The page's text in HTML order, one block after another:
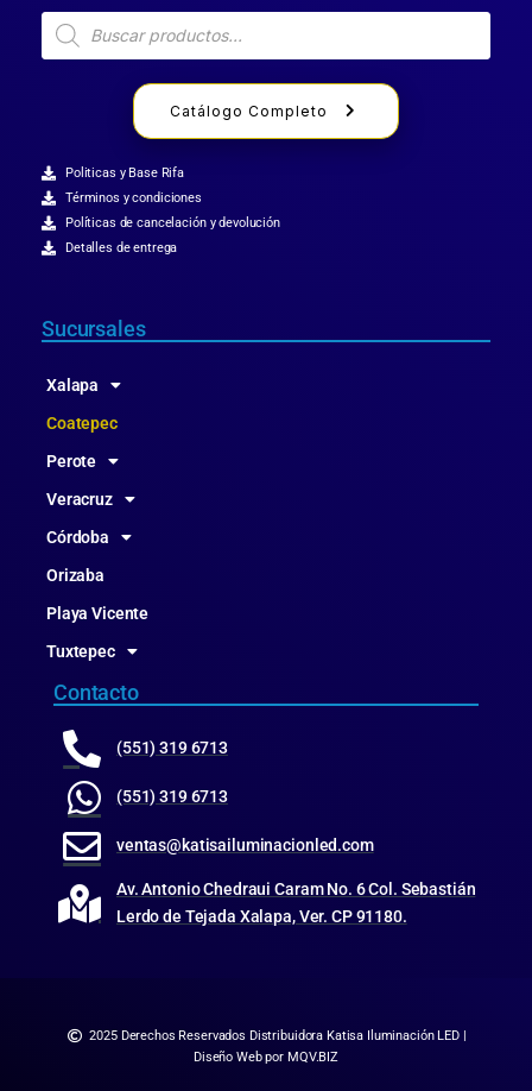
Catálogo Completo
Politicas y Base Rifa
Términos y condiciones
Políticas de cancelación y devolución
Detalles de entrega
Sucursales
Xalapa
Coatepec
Perote
Veracruz
Córdoba
Orizaba
Playa Vicente
Tuxtepec
Contacto
(551) 319 6713
(551) 319 6713
ventas@katisailuminacionled.com
Av. Antonio Chedraui Caram No. 6 Col. Sebastián
Lerdo de Tejada Xalapa, Ver. CP 91180.
2025 Derechos Reservados Distribuidora Katisa Iluminación LED |
Diseño Web por MQV.BIZ